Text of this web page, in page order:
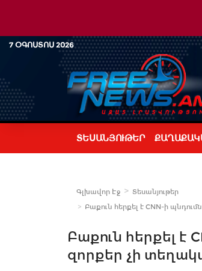
7 ՕԳՈՍՏՈՍ 2026
ՏԵՍԱՆՅՈՒԹԵՐ
Գլխավոր Էջ
Տեսանյութեր
Բաքուն հերքել է CNN-ի
Բաքուն հերքել է
զորքեր չի